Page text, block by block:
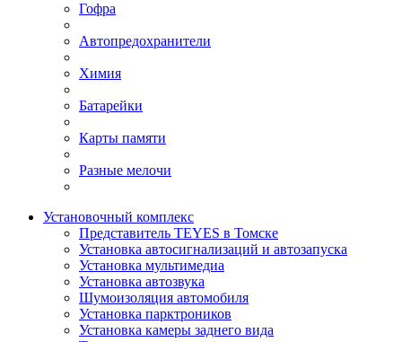
Гофра
Автопредохранители
Химия
Батарейки
Карты памяти
Разные мелочи
Установочный комплекс
Представитель TEYES в Томске
Установка автосигнализаций и автозапуска
Установка мультимедиа
Установка автозвука
Шумоизоляция автомобиля
Установка парктроников
Установка камеры заднего вида